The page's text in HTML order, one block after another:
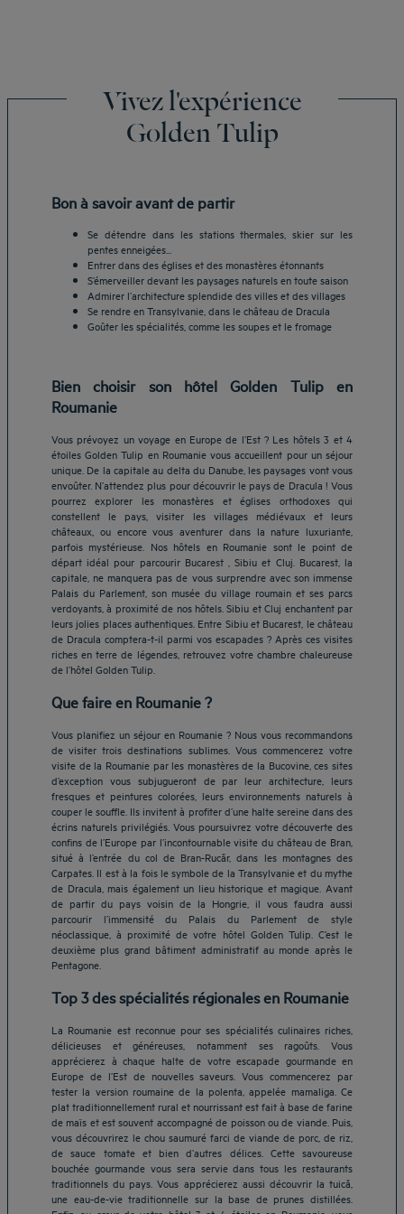
Vivez l'expérience
Golden Tulip
Bon à savoir avant de partir
Se détendre dans les stations thermales, skier sur les
pentes enneigées...
Entrer dans des églises et des monastères étonnants
S’émerveiller devant les paysages naturels en toute saison
Admirer l’architecture splendide des villes et des villages
Se rendre en Transylvanie, dans le château de Dracula
Goûter les spécialités, comme les soupes et le fromage
Bien choisir son hôtel Golden Tulip en
Roumanie
Vous prévoyez un voyage en Europe de l’Est ? Les hôtels 3 et 4
étoiles Golden Tulip en Roumanie vous accueillent pour un séjour
unique. De la capitale au delta du Danube, les paysages vont vous
envoûter. N’attendez plus pour découvrir le pays de Dracula ! Vous
pourrez explorer les monastères et églises orthodoxes qui
constellent le pays, visiter les villages médiévaux et leurs
châteaux, ou encore vous aventurer dans la nature luxuriante,
parfois mystérieuse. Nos hôtels en Roumanie sont le point de
départ idéal pour parcourir Bucarest , Sibiu et Cluj. Bucarest, la
capitale, ne manquera pas de vous surprendre avec son immense
Palais du Parlement, son musée du village roumain et ses parcs
verdoyants, à proximité de nos hôtels. Sibiu et Cluj enchantent par
leurs jolies places authentiques. Entre Sibiu et Bucarest, le château
de Dracula comptera-t-il parmi vos escapades ? Après ces visites
riches en terre de légendes, retrouvez votre chambre chaleureuse
de l’hôtel Golden Tulip.
Que faire en Roumanie ?
Vous planifiez un séjour en Roumanie ? Nous vous recommandons
de visiter trois destinations sublimes. Vous commencerez votre
visite de la Roumanie par les monastères de la Bucovine, ces sites
d’exception vous subjugueront de par leur architecture, leurs
fresques et peintures colorées, leurs environnements naturels à
couper le souffle. Ils invitent à profiter d’une halte sereine dans des
écrins naturels privilégiés. Vous poursuivrez votre découverte des
confins de l’Europe par l’incontournable visite du château de Bran,
situé à l’entrée du col de Bran-Rucăr, dans les montagnes des
Carpates. Il est à la fois le symbole de la Transylvanie et du mythe
de Dracula, mais également un lieu historique et magique. Avant
de partir du pays voisin de la Hongrie, il vous faudra aussi
parcourir l’immensité du Palais du Parlement de style
néoclassique, à proximité de votre hôtel Golden Tulip. C’est le
deuxième plus grand bâtiment administratif au monde après le
Pentagone.
Top 3 des spécialités régionales en Roumanie
La Roumanie est reconnue pour ses spécialités culinaires riches,
délicieuses et généreuses, notamment ses ragoûts. Vous
apprécierez à chaque halte de votre escapade gourmande en
Europe de l’Est de nouvelles saveurs. Vous commencerez par
tester la version roumaine de la polenta, appelée mamaliga. Ce
plat traditionnellement rural et nourrissant est fait à base de farine
de maïs et est souvent accompagné de poisson ou de viande. Puis,
vous découvrirez le chou saumuré farci de viande de porc, de riz,
de sauce tomate et bien d’autres délices. Cette savoureuse
bouchée gourmande vous sera servie dans tous les restaurants
traditionnels du pays. Vous apprécierez aussi découvrir la tuică,
une eau-de-vie traditionnelle sur la base de prunes distillées.
Hôtels Aix-les-Bains
Hôtels Marseille